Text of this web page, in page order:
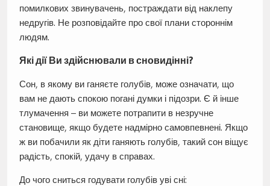
помилкових звинувачень, постраждати від наклепу
недругів. Не розповідайте про свої плани стороннім
людям.
Які дії Ви здійснювали в сновидінні?
Сон, в якому ви ганяєте голубів, може означати, що
вам не дають спокою погані думки і підозри. Є й інше
тлумачення – ви можете потрапити в незручне
становище, якщо будете надмірно самовпевнені. Якщо
ж ви побачили як діти ганяють голубів, такий сон віщує
радість, спокій, удачу в справах.
До чого сниться годувати голубів уві сні: